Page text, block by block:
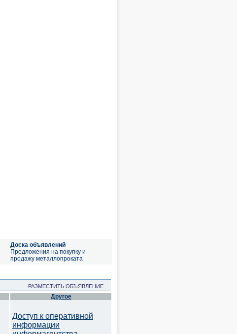
Доска объявлений
Предложения на покупку и
продажу металлопроката
РАЗМЕСТИТЬ ОБЪЯВЛЕНИЕ
Другое
Доступ к оперативной
информации